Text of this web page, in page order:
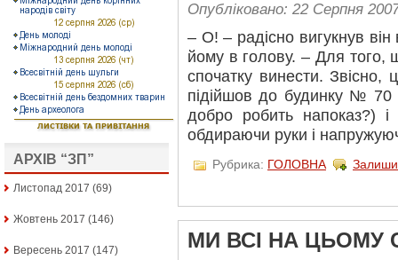
АРХІВ “ЗП”
Листопад 2017 (69)
Жовтень 2017 (146)
Вересень 2017 (147)
Опубліковано: 22 Серпня
– О! – радісно вигукнув він
йому в голову. – Для того,
спочатку винести.
підійшов до будинку №
добро робить напоказ?)
обдираючи руки і
Рубрика: ГОЛОВНА
МИ ВСІ НА ЦЬОМУ